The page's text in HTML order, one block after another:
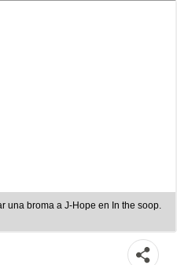
una broma a J-Hope en In the soop.